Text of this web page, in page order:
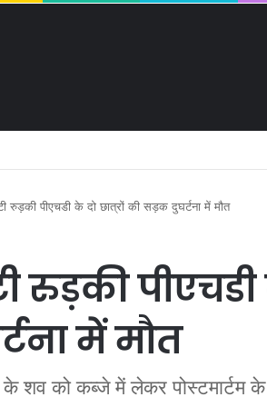
रुड़की पीएचडी के दो छात्रों की सड़क दुघर्टना में मौत
पीएचडी
में मौत
के शव को कब्जे में लेकर पोस्टमार्टम